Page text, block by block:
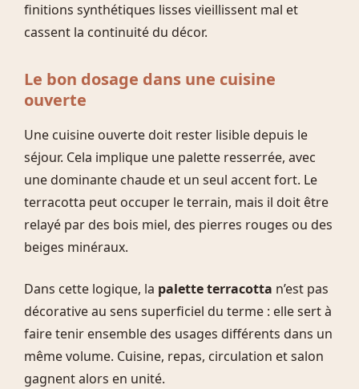
finitions synthétiques lisses vieillissent mal et
cassent la continuité du décor.
Le bon dosage dans une cuisine
ouverte
Une cuisine ouverte doit rester lisible depuis le
séjour. Cela implique une palette resserrée, avec
une dominante chaude et un seul accent fort. Le
terracotta peut occuper le terrain, mais il doit être
relayé par des bois miel, des pierres rouges ou des
beiges minéraux.
Dans cette logique, la palette terracotta n’est pas
décorative au sens superficiel du terme : elle sert à
faire tenir ensemble des usages différents dans un
même volume. Cuisine, repas, circulation et salon
gagnent alors en unité.